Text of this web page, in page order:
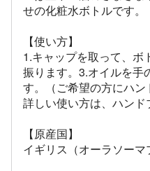
せの化粧水ボトルです。
【使い方】
1.キャップを取って、ボ
振ります。3.オイルを手
す。（ご希望の方にハン
詳しい使い方は、ハンド
【原産国】
イギリス（オーラソーマ